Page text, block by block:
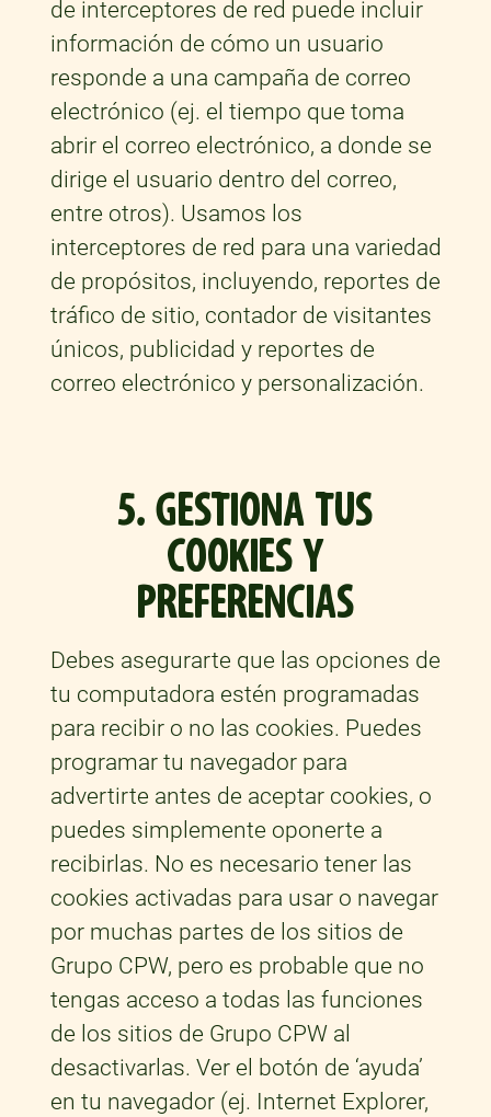
de interceptores de red puede incluir
información de cómo un usuario
responde a una campaña de correo
electrónico (ej. el tiempo que toma
abrir el correo electrónico, a donde se
dirige el usuario dentro del correo,
entre otros). Usamos los
interceptores de red para una variedad
de propósitos, incluyendo, reportes de
tráfico de sitio, contador de visitantes
únicos, publicidad y reportes de
correo electrónico y personalización.
5. GESTIONA TUS
COOKIES Y
PREFERENCIAS
Debes asegurarte que las opciones de
tu computadora estén programadas
para recibir o no las cookies. Puedes
programar tu navegador para
advertirte antes de aceptar cookies, o
puedes simplemente oponerte a
recibirlas. No es necesario tener las
cookies activadas para usar o navegar
por muchas partes de los sitios de
Grupo CPW, pero es probable que no
tengas acceso a todas las funciones
de los sitios de Grupo CPW al
desactivarlas. Ver el botón de ‘ayuda’
en tu navegador (ej. Internet Explorer,